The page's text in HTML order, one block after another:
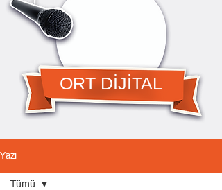
ORT DİJİTAL
Yazı
Tümü